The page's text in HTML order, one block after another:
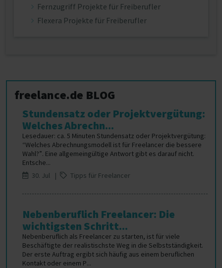
Fernzugriff Projekte für Freiberufler
Flexera Projekte für Freiberufler
freelance.de BLOG
Stundensatz oder Projektvergütung:
Welches Abrechn...
Lesedauer: ca. 5 Minuten Stundensatz oder Projektvergütung:
“Welches Abrechnungsmodell ist für Freelancer die bessere
Wahl?”. Eine allgemeingültige Antwort gibt es darauf nicht.
Entsche...
30. Jul |
Tipps für Freelancer
Nebenberuflich Freelancer: Die
wichtigsten Schritt...
Nebenberuflich als Freelancer zu starten, ist für viele
Beschäftigte der realistischste Weg in die Selbstständigkeit.
Der erste Auftrag ergibt sich häufig aus einem beruflichen
Kontakt oder einem P...